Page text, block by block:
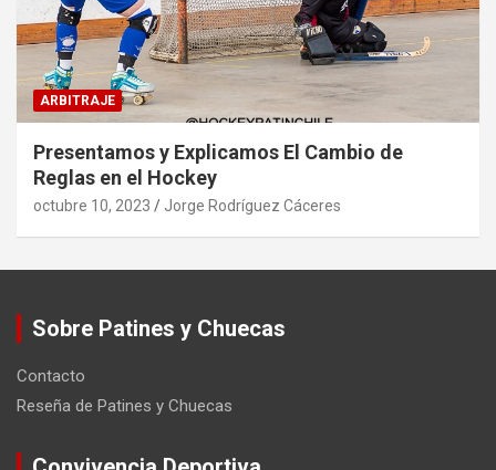
ARBITRAJE
Presentamos y Explicamos El Cambio de
Reglas en el Hockey
octubre 10, 2023 Jorge Rodríguez Cáceres
Sobre Patines y Chuecas
Contacto
Reseña de Patines y Chuecas